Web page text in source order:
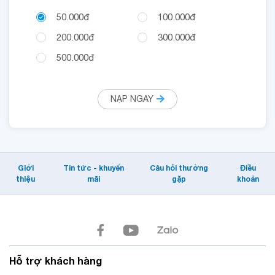
50.000đ
100.000đ
200.000đ
300.000đ
500.000đ
NẠP NGAY
Giới
thiệu
Tin tức - khuyến
mãi
Câu hỏi thường
gặp
Điều
khoản
Hỗ trợ khách hàng